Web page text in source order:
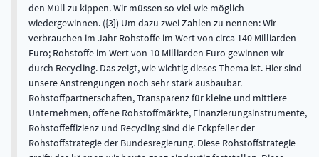
den Müll zu kippen. Wir müssen so viel wie möglich
wiedergewinnen. ({3}) Um dazu zwei Zahlen zu nennen: Wir
verbrauchen im Jahr Rohstoffe im Wert von circa 140 Milliarden
Euro; Rohstoffe im Wert von 10 Milliarden Euro gewinnen wir
durch Recycling. Das zeigt, wie wichtig dieses Thema ist. Hier sind
unsere Anstrengungen noch sehr stark ausbaubar.
Rohstoffpartnerschaften, Transparenz für kleine und mittlere
Unternehmen, offene Rohstoffmärkte, Finanzierungsinstrumente,
Rohstoffeffizienz und Recycling sind die Eckpfeiler der
Rohstoffstrategie der Bundesregierung. Diese Rohstoffstrategie